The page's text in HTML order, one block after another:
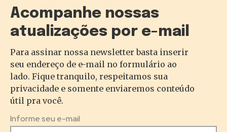
Acompanhe nossas
atualizações por e-mail
Para assinar nossa newsletter basta inserir
seu endereço de e-mail no formulário ao
lado. Fique tranquilo, respeitamos sua
privacidade e somente enviaremos conteúdo
útil pra você.
Informe seu e-mail